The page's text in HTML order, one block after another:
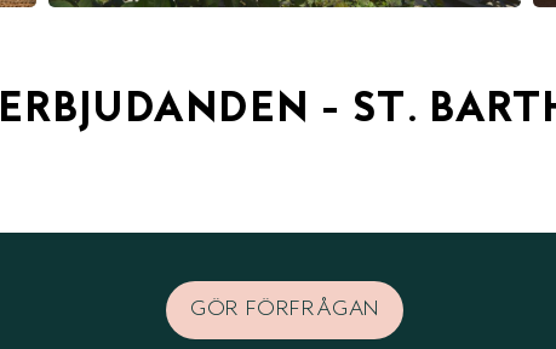
ERBJUDANDEN - ST.
GÖR FÖRFRÅGAN